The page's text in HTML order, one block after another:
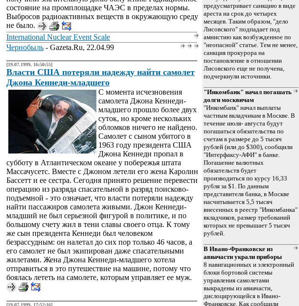
состояние на промплощадке ЧАЭС в пределах нормы.
Выбросов радиоактивных веществ в окружающую среду
не было.
International Nuclear Event Scale
Чернобыль - Gazeta.Ru, 22.04.99
[19.07.1999, 16:50:55]
Власти США потеряли надежду найти самолет
Джона Кеннеди-младшего
С момента исчезновения
самолета Джона Кеннеди-
младшего прошло более двух
суток, но кроме нескольких
обломков ничего не найдено.
Самолет с сыном убитого в
1963 году президента США
Джона Кеннеди пропал в
субботу в Атлантическом океане у побережья штата
Массачусетс. Вместе с Джоном летели его жена Каролин
Бассетт и ее сестра. Сегодня принято решение перевести
операцию из разряда спасательной в разряд поисково-
подъемной - это означает, что власти потеряли надежду
найти пассажиров самолета живыми. Джон Кеннеди-
младший не был серьезной фигурой в политике, и по
большому счету жил в тени славы своего отца. К тому
же сын президента Кеннеди был человеком
безрассудным: он налетал до сих пор только 46 часов, а
его самолет не был экипирован даже спасательными
жилетами. Жена Джона Кеннеди-младшего хотела
отправиться в это путешествие на машине, потому что
боялась лететь на самолете, которым управляет ее муж.
[19.07.1999, 17:52:16]
предусматривает санкцию в виде
ареста на срок до четырех
месяцев. Таким образом, "дело
Лисовского" подпадает под
амнистию как возбужденное по
"неопасной" статье. Тем не менее,
санкция прокурора на
постановление в отношении
Лисовского еще не получена,
подчеркнули источники.
"Инкомбанк" начал погашать
долги москвичам
"Инкомбанк" начал выплаты
частным вкладчикам в Москве. В
течение июля- августа будут
погашаться обязательства по
счетам в размере до 5 тысяч
рублей (или до $300), сообщили
"Интерфаксу-АФИ" в банке.
Погашение валютных
обязательств будет
производиться по курсу 16,33
рубля за $1. По данным
представителя банка, в Москве
насчитывается 5,5 тысяч
внесенных в реестр "Инкомбанка"
вкладчиков, размер требований
которых не превышает 5 тысяч
рублей.
В Ивано-Франковске из
авиачасти украли приборы
8 навигационных и электронный
блоки бортовой системы
управления самолетами
выкрадены из авиачасти,
дислоцирующейся в Ивано-
Франковске. Как сообщили